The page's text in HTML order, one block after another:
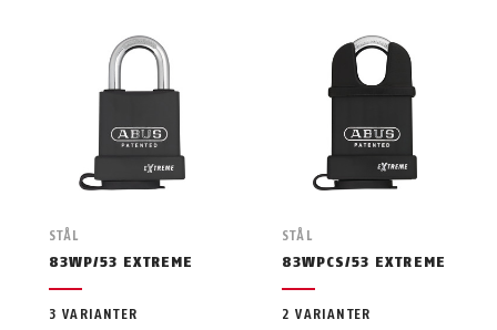
STÅL
83WP/53 EXTREME
3 VARIANTER
STÅL
83WPCS/53 EXTREME
2 VARIANTER